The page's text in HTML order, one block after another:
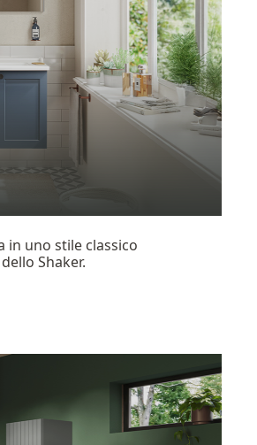
in uno stile classico
Shaker.